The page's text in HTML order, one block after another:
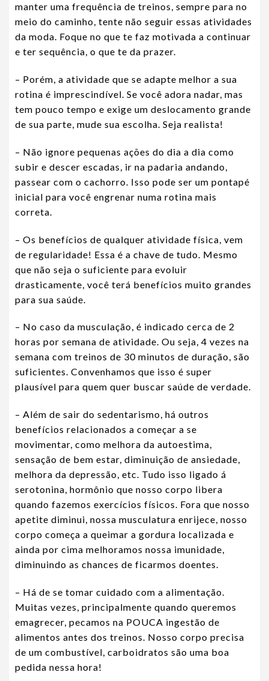
manter uma frequência de treinos, sempre para no
meio do caminho, tente não seguir essas atividades
da moda. Foque no que te faz motivada a continuar
e ter sequência, o que te da prazer.
– Porém, a atividade que se adapte melhor a sua
rotina é imprescindível. Se você adora nadar, mas
tem pouco tempo e exige um deslocamento grande
de sua parte, mude sua escolha. Seja realista!
– Não ignore pequenas ações do dia a dia como
subir e descer escadas, ir na padaria andando,
passear com o cachorro. Isso pode ser um pontapé
inicial para você engrenar numa rotina mais
correta.
– Os benefícios de qualquer atividade física, vem
de regularidade! Essa é a chave de tudo. Mesmo
que não seja o suficiente para evoluir
drasticamente, você terá benefícios muito grandes
para sua saúde.
– No caso da musculação, é indicado cerca de 2
horas por semana de atividade. Ou seja, 4 vezes na
semana com treinos de 30 minutos de duração, são
suficientes. Convenhamos que isso é super
plausível para quem quer buscar saúde de verdade.
– Além de sair do sedentarismo, há outros
benefícios relacionados a começar a se
movimentar, como melhora da autoestima,
sensação de bem estar, diminuição de ansiedade,
melhora da depressão, etc. Tudo isso ligado á
serotonina, hormônio que nosso corpo libera
quando fazemos exercícios físicos. Fora que nosso
apetite diminui, nossa musculatura enrijece, nosso
corpo começa a queimar a gordura localizada e
ainda por cima melhoramos nossa imunidade,
diminuindo as chances de ficarmos doentes.
– Há de se tomar cuidado com a alimentação.
Muitas vezes, principalmente quando queremos
emagrecer, pecamos na POUCA ingestão de
alimentos antes dos treinos. Nosso corpo precisa
de um combustível, carboidratos são uma boa
pedida nessa hora!